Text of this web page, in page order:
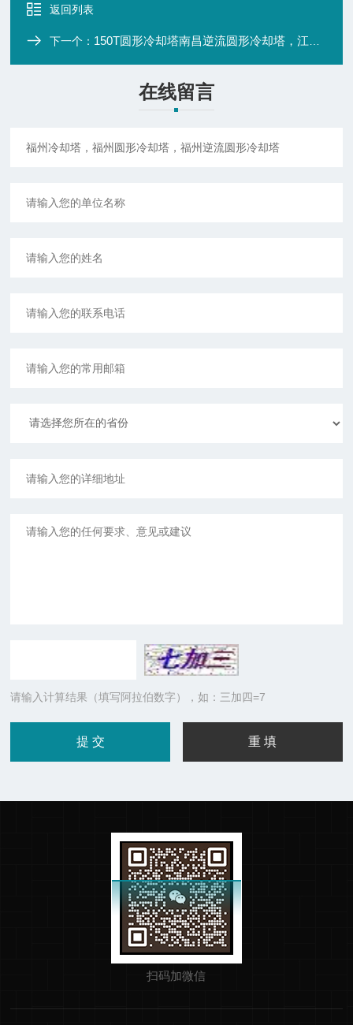
返回列表
下一个： 150T圆形冷却塔南昌逆流圆形冷却塔，江西圆形冷却水塔
在线留言
请输入计算结果（填写阿拉伯数字），如：三加四=7
扫码加微信